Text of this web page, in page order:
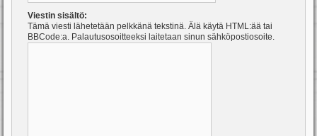
Viestin sisältö:
Tämä viesti lähetetään pelkkänä tekstinä. Älä käytä HTML:ää tai
BBCode:a. Palautusosoitteeksi laitetaan sinun sähköpostiosoite.